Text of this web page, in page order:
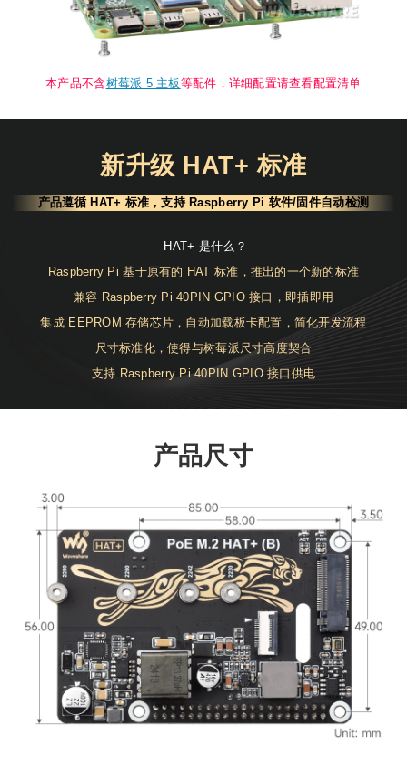
本产品不含树莓派 5 主板等配件，详细配置请查看配置清单
新升级 HAT+ 标准
产品遵循 HAT+ 标准，支持 Raspberry Pi 软件/固件自动检测
———————— HAT+ 是什么？————————
Raspberry Pi 基于原有的 HAT 标准，推出的一个新的标准
兼容 Raspberry Pi 40PIN GPIO 接口，即插即用
集成 EEPROM 存储芯片，自动加载板卡配置，简化开发流程
尺寸标准化，使得与树莓派尺寸高度契合
支持 Raspberry Pi 40PIN GPIO 接口供电
产品尺寸